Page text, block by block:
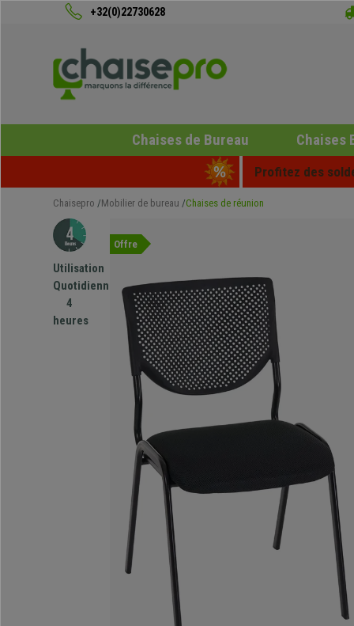
+32(0)22730628
Chaises de Bureau Chaises
Profitez des
Chaisepro Mobilier de bureau Chaises de réunion
Utilisation
Quotidienne
4
heures
Offre